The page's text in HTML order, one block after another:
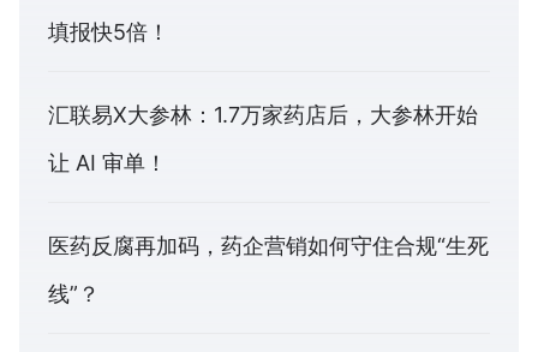
填报快5倍！
汇联易X大参林：1.7万家药店后，大参林开始
让 AI 审单！
医药反腐再加码，药企营销如何守住合规“生死
线”？